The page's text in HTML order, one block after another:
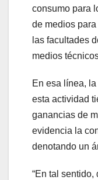
consumo para
de medios
las facultades
medios
En esa línea,
esta actividad
ganancias de
evidencia la
denotando un
“En tal